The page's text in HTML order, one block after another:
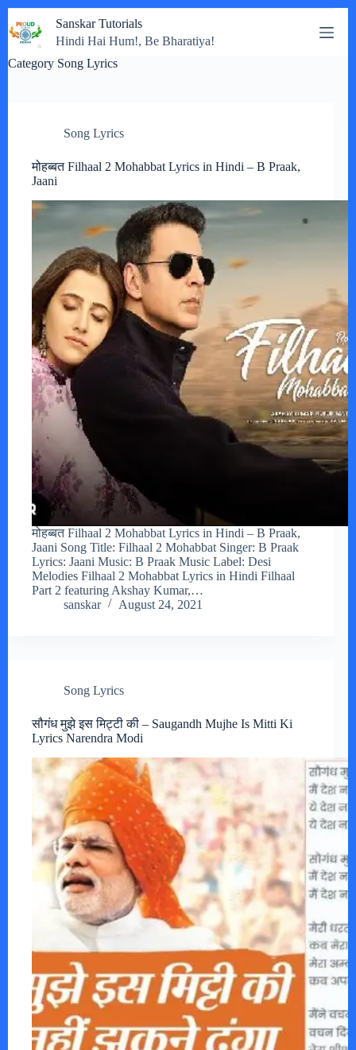
to
content
Sanskar Tutorials
Hindi Hai Hum!, Be Bharatiya!
Category Song Lyrics
Song Lyrics
मोहब्बत Filhaal 2 Mohabbat Lyrics in Hindi – B Praak,
Jaani
मोहब्बत Filhaal 2 Mohabbat Lyrics in Hindi – B Praak,
Jaani Song Title: Filhaal 2 Mohabbat Singer: B Praak
Lyrics: Jaani Music: B Praak Music Label: Desi
Melodies Filhaal 2 Mohabbat Lyrics in Hindi Filhaal
Part 2 featuring Akshay Kumar,…
sanskar
August 24, 2021
Song Lyrics
सौगंध मुझे इस मिट्टी की – Saugandh Mujhe Is Mitti Ki
Lyrics Narendra Modi